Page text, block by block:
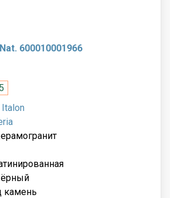
600010001966
Italon
камень